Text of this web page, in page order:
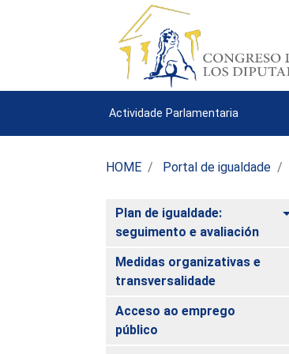
Actividade Parlamentaria
HOME Portal de igualdade
Plan de igualdade:
seguimento e avaliación
Medidas organizativas e
transversalidade
Acceso ao emprego
público